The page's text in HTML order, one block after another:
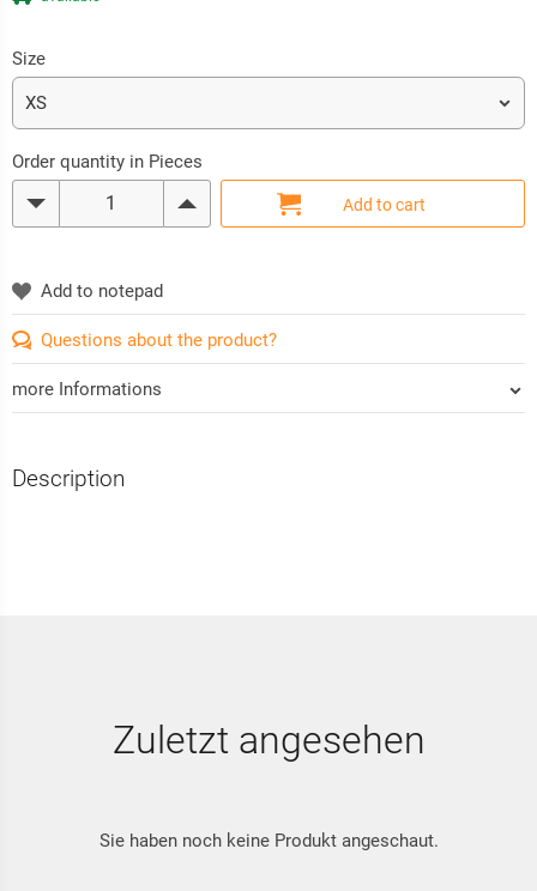
Size
Order quantity in Pieces
Questions about the product?
more Informations
Description
Zuletzt angesehen
Sie haben noch keine Produkt angeschaut.